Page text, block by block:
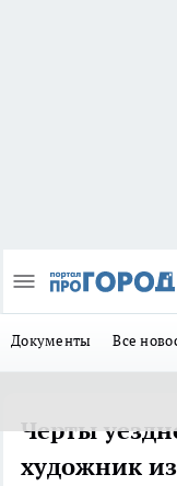
Документы Все
Черты
художник